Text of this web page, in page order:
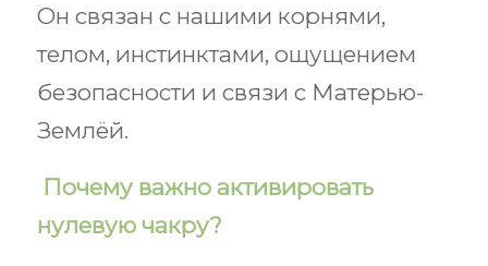
Он связан с нашими корнями,
телом, инстинктами, ощущением
безопасности и связи с Матерью-
Землёй.
Почему важно активировать
нулевую чакру?